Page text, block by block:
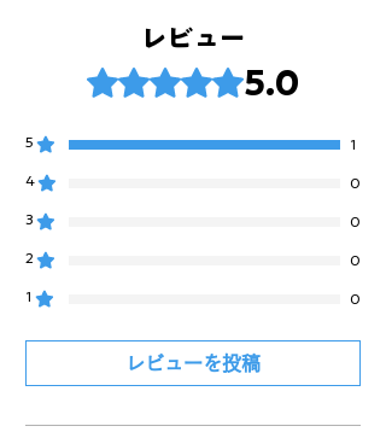
・直射日光や電子レンジで乾燥させないでく
・竹のささくれに注意してください。
保存であれば半日程度としてください。
・初めのあく抜き作業の際、木が多く膨張
際は直ちに無償修理致しますのでご連絡くだ
さい。
レビュー
5つ星のうち5と評価されています。
5.0
5 1
4 0
3 0
2 0
1 0
レビューを投稿